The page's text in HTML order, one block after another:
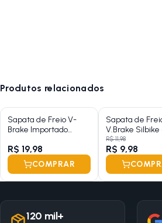
Produtos relacionados
Sapata de Freio V-
Brake Importado
R$ 19,98
COMPRAR
Sapata de
V.Brake
R$ 11,98
R$ 9,98
120 mil+